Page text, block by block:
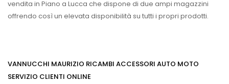
vendita in Piano a Lucca che dispone di due ampi magazzini
offrendo così un elevata disponibilità su tutti i propri prodotti.
VANNUCCHI MAURIZIO RICAMBI ACCESSORI AUTO MOTO
SERVIZIO CLIENTI ONLINE